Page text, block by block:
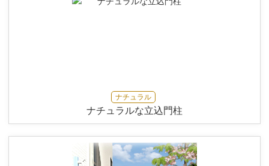
ナチュラル
ナチュラルな立込門柱